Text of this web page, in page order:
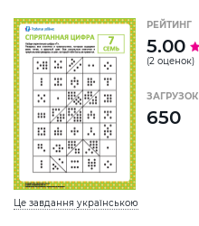
Це завдання українською
РЕЙТИНГ
5.00
(2 оценок)
ЗАГРУЗОК
650